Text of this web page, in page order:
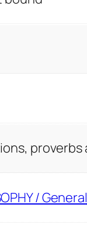
proverbs
/ General